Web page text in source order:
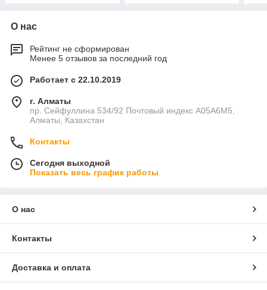
О нас
Рейтинг не сформирован
Менее 5 отзывов за последний год
Работает с 22.10.2019
г. Алматы
пр. Сейфуллина 534/92 Почтовый индекс A05A6M5,
Алматы, Казахстан
Контакты
Сегодня выходной
Показать весь график работы
О нас
Контакты
Доставка и оплата